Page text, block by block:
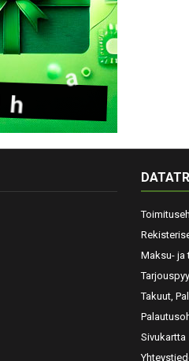
hj
Maksu- ja
Takuut,
Sivukartta